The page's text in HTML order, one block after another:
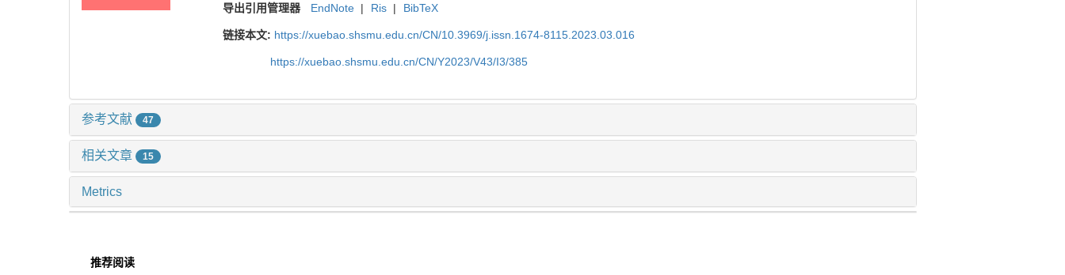
导出引用管理器 EndNote | Ris | BibTeX
链接本文: https://xuebao.shsmu.edu.cn/CN/10.3969/j.issn.1674-8115.2023.03.016
https://xuebao.shsmu.edu.cn/CN/Y2023/V43/I3/385
参考文献 47
相关文章 15
Metrics
推荐阅读